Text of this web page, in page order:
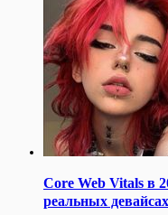
Core Web Vitals в
реальных девайсах